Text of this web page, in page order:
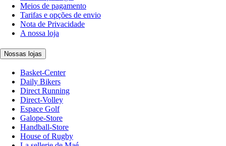
Meios de pagamento
Tarifas e opções de envio
Nota de Privacidade
A nossa loja
Nossas lojas
Basket-Center
Daily Bikers
Direct Running
Direct-Volley
Espace Golf
Galope-Store
Handball-Store
House of Rugby